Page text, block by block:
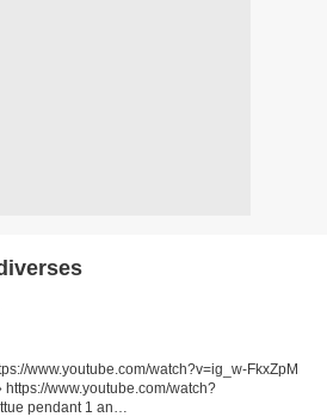
www.youtube.com/watch?v=ig_w-FkxZpM
www.youtube.com/watch?
pendant 1 an